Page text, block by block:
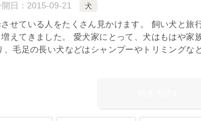
日： 2015-09-21 犬
せている人をたくさん見かけます。 飼い犬と旅
えてきました。 愛犬家にとって、犬はもはや家
、毛足の長い犬などはシャンプーやトリミングな